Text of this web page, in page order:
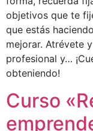
objetivos que te
que estás
mejorar. Atrévete
profesional y…
obteniendo!
Curso